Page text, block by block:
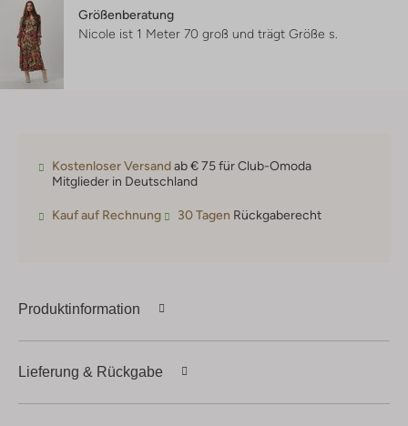
Größenberatung
Nicole ist 1 Meter 70 groß und trägt Größe s.
Kostenloser Versandab € 75 für Club-Omoda
Mitglieder in Deutschland
Kauf auf Rechnung 30 Tagen Rückgaberecht
Produktinformation
Lieferung & Rückgabe